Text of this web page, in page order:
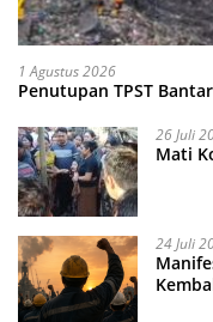
1 Agustus 2026
Penutupan TPST
26 Juli
Mati
24 Juli